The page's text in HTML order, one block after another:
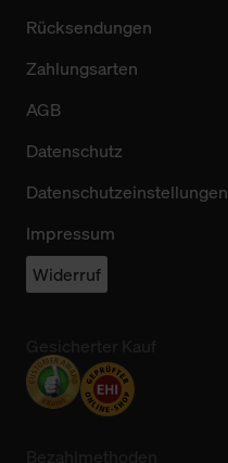
Rücksendungen
Zahlungsarten
AGB
Datenschutz
Datenschutzeinstellungen
Impressum
Widerruf